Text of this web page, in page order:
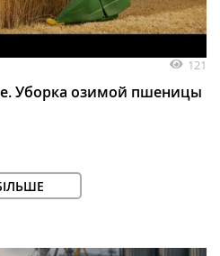
121
Уборка озимой пшеницы